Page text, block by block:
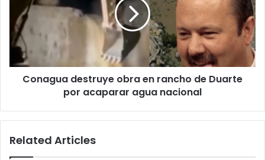
rancho
de
Duarte
por
acaparar
aguaConagua destruye obra en rancho de Duarte
por acaparar agua nacional
Related Articles